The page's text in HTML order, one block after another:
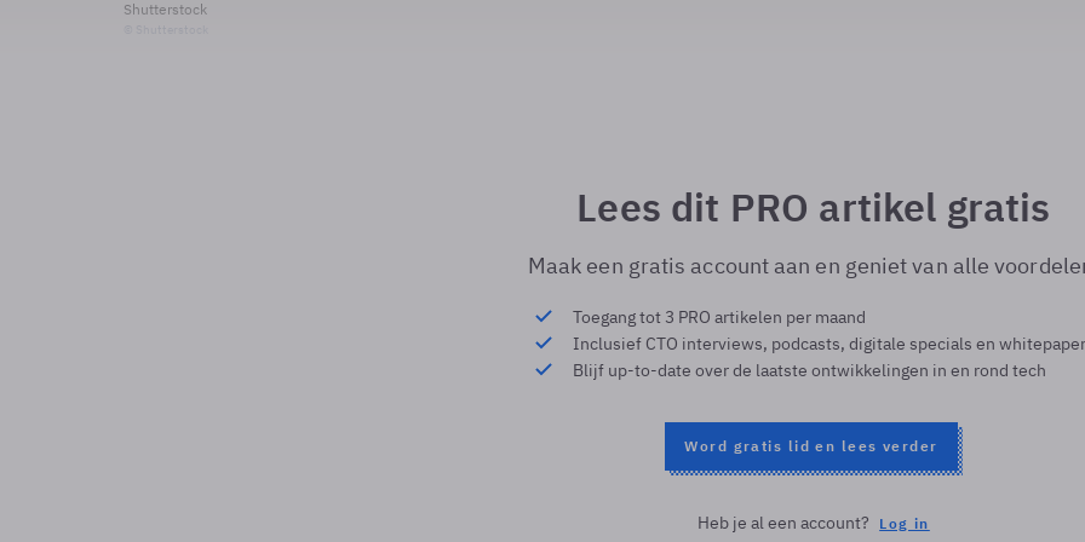
Shutterstock
Lees dit PRO artikel gratis
Maak een gratis account aan en geniet van alle
Toegang tot 3 PRO artikelen per maand
Inclusief CTO interviews, podcasts, digitale specials en
Blijf up-to-date over de laatste ontwikkelingen in en rond tech
Word gratis lid en lees verder
Heb je al een account? Log in